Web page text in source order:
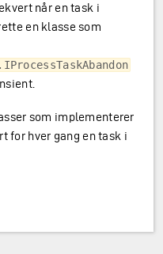
når en task i
en klasse som
som implementerer
for hver gang en task i